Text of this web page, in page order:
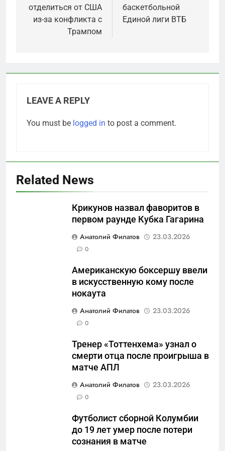
отделиться от США
из-за конфликта с
Трампом
баскетбольной
Единой лиги ВТБ
LEAVE A REPLY
You must be logged in to post a comment.
Related News
Крикунов назвал фаворитов в
первом раунде Кубка Гагарина
Анатолий Филатов
23.03.2026
0
Американскую боксершу ввели
в искусственную кому после
нокаута
Анатолий Филатов
23.03.2026
0
Тренер «Тоттенхема» узнал о
смерти отца после проигрыша в
матче АПЛ
Анатолий Филатов
23.03.2026
0
Футболист сборной Колумбии
до 19 лет умер после потери
сознания в матче
«500-тонный беспилотник»
скрывает российский ВМФ
САНКТ-ПЕТЕРБУРГ И ОБЛАСТЬ
Перезагрузка в Удмуртии:
Отставка Бречалова как
провалов и уязвимости
региона
САНКТ-ПЕТЕРБУРГ И ОБЛАСТЬ
Отрезанные от помощи: